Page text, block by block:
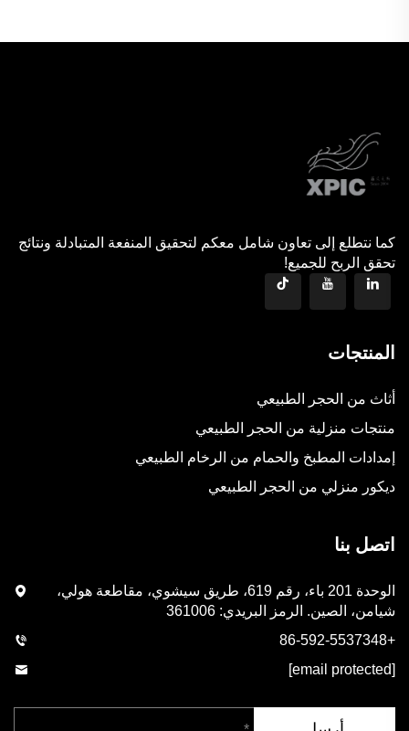
كما نتطلع إلى تعاون شامل معكم لتحقيق المنفعة المتبادلة ونتائج
تحقق الربح للجميع!
المنتجات
أثاث من الحجر الطبيعي
منتجات منزلية من الحجر الطبيعي
إمدادات المطبخ والحمام من الرخام الطبيعي
ديكور منزلي من الحجر الطبيعي
اتصل بنا
الوحدة 201 باء، رقم 619، طريق سيشوي، مقاطعة هولي،
شيامن، الصين. الرمز البريدي: 361006
+86-592-5537348
[email protected]